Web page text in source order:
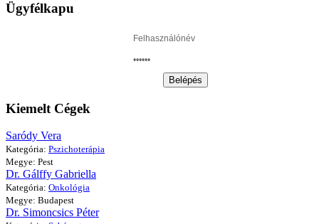
Ügyfélkapu
Belépés
Kiemelt Cégek
Saródy Vera
Kategória: Pszichoterápia
Megye: Pest
Dr. Gálffy Gabriella
Kategória: Onkológia
Megye: Budapest
Dr. Simoncsics Péter